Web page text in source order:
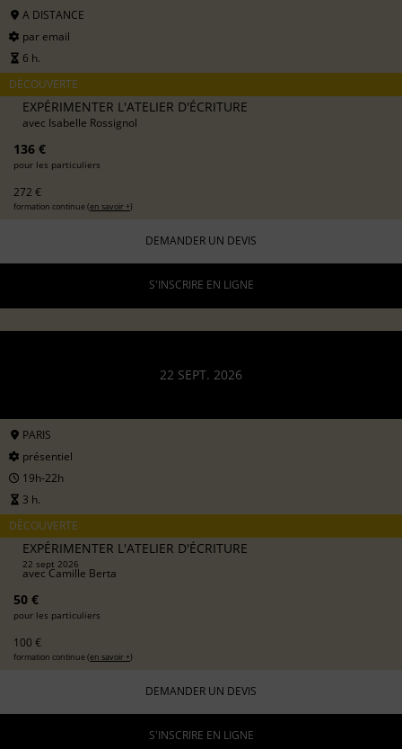
A DISTANCE
par email
6 h.
DÉCOUVERTE
EXPÉRIMENTER L'ATELIER D'ÉCRITURE
avec Isabelle Rossignol
136 €
pour les particuliers
272 €
formation continue (en savoir +)
DEMANDER UN DEVIS
S'INSCRIRE EN LIGNE
22 SEPT. 2026
PARIS
présentiel
19h-22h
3 h.
DÉCOUVERTE
EXPÉRIMENTER L'ATELIER D'ÉCRITURE
22 sept 2026
avecCamille Berta
50 €
pour les particuliers
100 €
formation continue (en savoir +)
DEMANDER UN DEVIS
S'INSCRIRE EN LIGNE